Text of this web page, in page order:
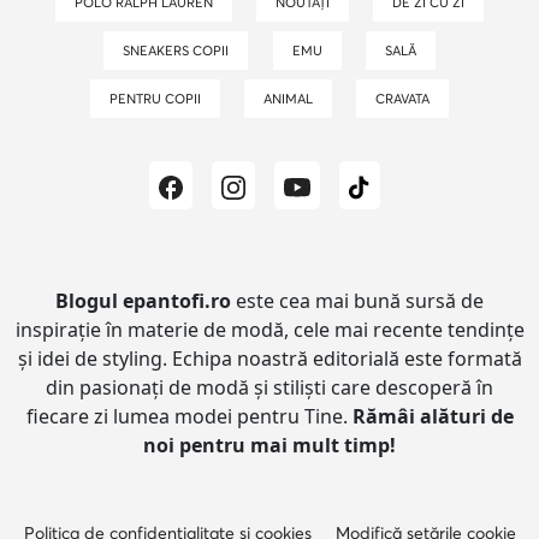
SNEAKERS COPII EMU SALĂ
PENTRU COPII ANIMAL CRAVATA
Blogul epantofi.ro este cea mai bună sursă de
inspirație în materie de modă, cele mai recente tendințe
și idei de styling. Echipa noastră editorială este formată
din pasionați de modă și stiliști care descoperă în
fiecare zi lumea modei pentru Tine. Rămâi alături de
noi pentru mai mult timp!
Politica de confidențialitate și cookies Modifică setările cookie